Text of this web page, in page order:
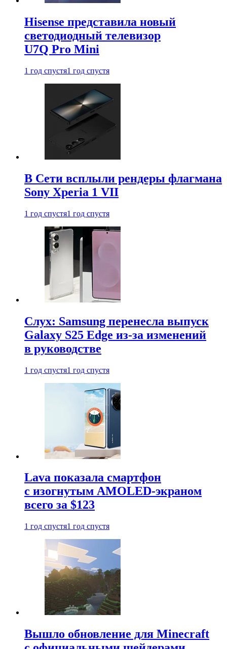
Hisense представила новый
светодиодный телевизор
U7Q Pro Mini
1 год спустя1 год спустя
В Сети всплыли рендеры флагмана
Sony Xperia 1 VII
1 год спустя1 год спустя
Слух: Samsung перенесла выпуск
Galaxy S25 Edge из-за изменений
в руководстве
1 год спустя1 год спустя
Lava показала смартфон
с изогнутым AMOLED-экраном
всего за $123
1 год спустя1 год спустя
Вышло обновление для Minecraft